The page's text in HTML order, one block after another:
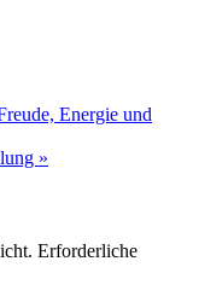
Energie und
»
Erforderliche